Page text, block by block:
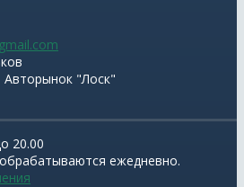
Авторынок "Лоск"
20.00
ежедневно.